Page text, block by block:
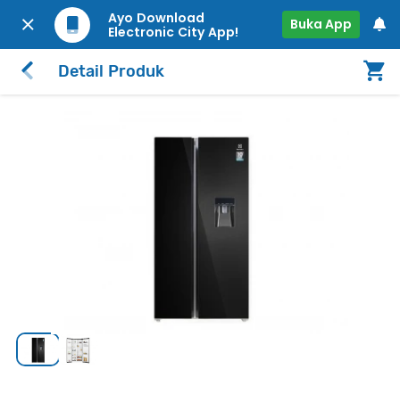
Ayo Download
Electronic City App!
Buka App
Detail Produk